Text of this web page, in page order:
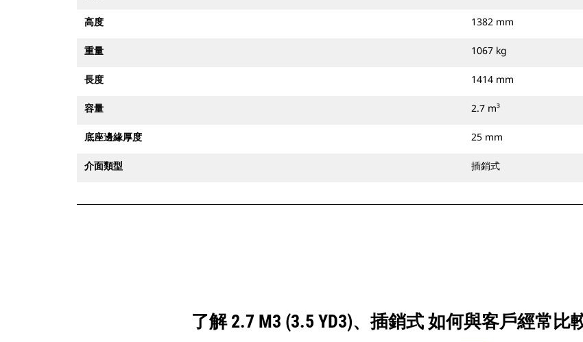
高度 1382 mm
重量 1067 kg
長度 1414 mm
容量 2.7 m³
底座邊緣厚度 25 mm
介面類型 插銷式
了解 2.7 M3 (3.5 YD3)、插銷式 如何與客戶經常比